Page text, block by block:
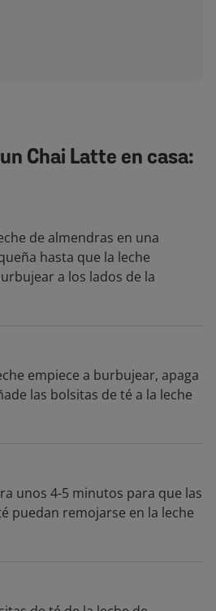
Chai Latte en casa:
de almendras en una
hasta que la leche
a los lados de la
empiece a burbujear, apaga
las bolsitas de té a la leche
unos 4-5 minutos para que las
puedan remojarse en la leche